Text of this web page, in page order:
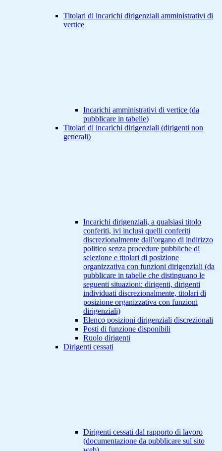
Titolari di incarichi dirigenziali amministrativi di
vertice
Incarichi amministrativi di vertice (da
pubblicare in tabelle)
Titolari di incarichi dirigenziali (dirigenti non
generali)
Incarichi dirigenziali, a qualsiasi titolo
conferiti, ivi inclusi quelli conferiti
discrezionalmente dall'organo di indirizzo
politico senza procedure pubbliche di
selezione e titolari di posizione
organizzativa con funzioni dirigenziali (da
pubblicare in tabelle che distinguano le
seguenti situazioni: dirigenti, dirigenti
individuati discrezionalmente, titolari di
posizione organizzativa con funzioni
dirigenziali)
Elenco posizioni dirigenziali discrezionali
Posti di funzione disponibili
Ruolo dirigenti
Dirigenti cessati
Dirigenti cessati dal rapporto di lavoro
(documentazione da pubblicare sul sito